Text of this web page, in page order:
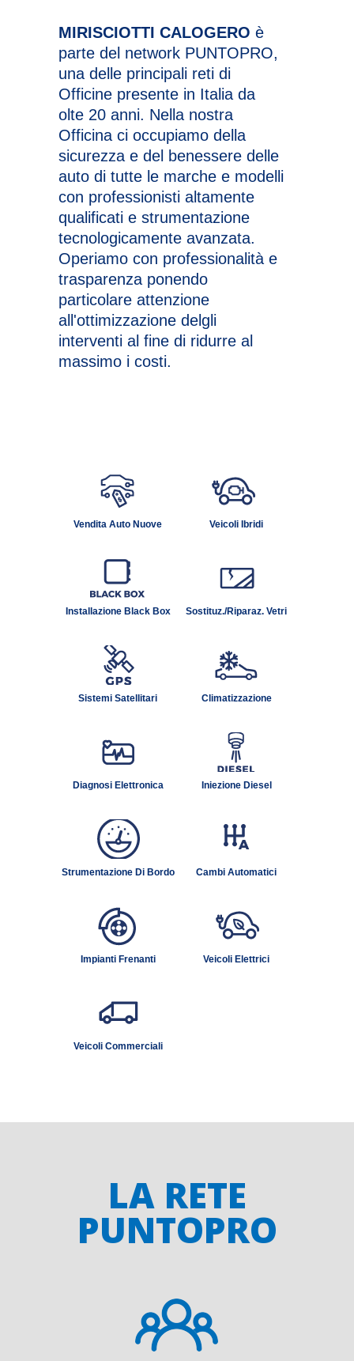
MIRISCIOTTI CALOGERO è
parte del network PUNTOPRO,
una delle principali reti di
Officine presente in Italia da
olte 20 anni. Nella nostra
Officina ci occupiamo della
sicurezza e del benessere delle
auto di tutte le marche e modelli
con professionisti altamente
qualificati e strumentazione
tecnologicamente avanzata.
Operiamo con professionalità e
trasparenza ponendo
particolare attenzione
all'ottimizzazione delgli
interventi al fine di ridurre al
massimo i costi.
Vendita Auto Nuove Veicoli Ibridi
Installazione Black Box Sostituz./Riparaz. Vetri
Sistemi Satellitari Climatizzazione
Diagnosi Elettronica Iniezione Diesel
Strumentazione Di Bordo Cambi Automatici
Impianti Frenanti Veicoli Elettrici
Veicoli Commerciali
LA RETE
PUNTOPRO